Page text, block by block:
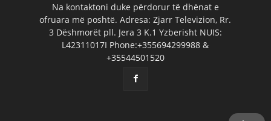
Na kontaktoni duke përdorur të dhënat e
ofruara më poshtë. Adresa: Zjarr Televizion, Rr.
3 Dëshmorët pll. Jera 3 K.1 Yzberisht NUIS:
L42311017I Phone:+355694299988 &
+35544501520